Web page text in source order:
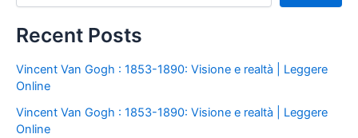
Recent Posts
Vincent Van Gogh : 1853-1890: Visione e realtà | Leggere
Online
Vincent Van Gogh : 1853-1890: Visione e realtà | Leggere
Online